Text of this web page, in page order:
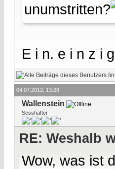
unumstritten?
E i n. e i n z i
04.07.2012, 13:28
Wallenstein
Sesshafter
RE: Weshalb
Wow, was ist